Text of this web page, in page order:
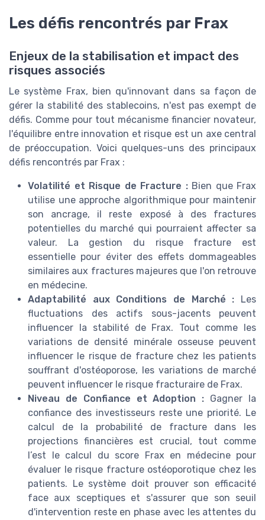
Les défis rencontrés par Frax
Enjeux de la stabilisation et impact des
risques associés
Le système Frax, bien qu'innovant dans sa façon de
gérer la stabilité des stablecoins, n'est pas exempt de
défis. Comme pour tout mécanisme financier novateur,
l'équilibre entre innovation et risque est un axe central
de préoccupation. Voici quelques-uns des principaux
défis rencontrés par Frax :
Volatilité et Risque de Fracture :Bien que Frax
utilise une approche algorithmique pour maintenir
son ancrage, il reste exposé à des fractures
potentielles du marché qui pourraient affecter sa
valeur. La gestion du risque fracture est
essentielle pour éviter des effets dommageables
similaires aux fractures majeures que l'on retrouve
en médecine.
Adaptabilité aux Conditions de Marché : Les
fluctuations des actifs sous-jacents peuvent
influencer la stabilité de Frax. Tout comme les
variations de densité minérale osseuse peuvent
influencer le risque de fracture chez les patients
souffrant d'ostéoporose, les variations de marché
peuvent influencer le risque fracturaire de Frax.
Niveau de Confiance et Adoption : Gagner la
confiance des investisseurs reste une priorité. Le
calcul de la probabilité de fracture dans les
projections financières est crucial, tout comme
l’est le calcul du score Frax en médecine pour
évaluer le risque fracture ostéoporotique chez les
patients. Le système doit prouver son efficacité
face aux sceptiques et s'assurer que son seuil
d'intervention reste en phase avec les attentes du